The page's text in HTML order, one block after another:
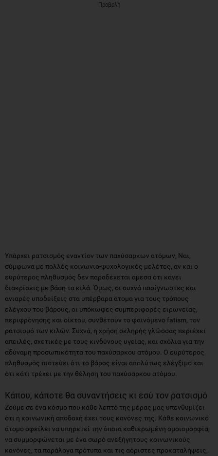
Προβολή
Υπάρχει ρατσισμός εναντίον των παχύσαρκων ατόμων; Ναι,
σύμφωνα με πολλές κοινωνιο-ψυχολογικές μελέτες, αν και ο
ευρύτερος πληθυσμός δεν παραδέχεται άμεσα ότι κάνει
διακρίσεις με βάση τα κιλά. Όμως, οι συχνά πασίγνωστες και
ανιαρές υποδείξεις στα υπέρβαρα άτομα για τους τρόπους
ελέγχου του βάρους, οι υπόκωφες συμπεριφορές ειρωνείας,
περιφρόνησης και οίκτου, συνθέτουν το φαινόμενο fatism, τον
ρατσισμό των κιλών. Συχνά, η χρήση σκληρής γλώσσας περιέχει
απειλές, σχετικές με τους κινδύνους υγείας, και σχόλια για την
αδύναμη προσωπικότητα του παχύσαρκου ατόμου. Ο ευρύτερος
πληθυσμός πιστεύει ότι το βάρος είναι απολύτως ελέγξιμο και
ότι κάτι τρέχει με την θέληση του παχύσαρκου ατόμου.
Κάπου, κάποτε θα συναντήσεις κι εσύ τον ρατσισμό
Ζούμε σε ένα κόσμο που κάθε λεπτό της μέρας μας υπενθυμίζει
ότι η κοινωνική αποδοχή έχει τους κανόνες της. Κάθε κοινωνικό
άτομο οφείλει να υπηρετεί την όποια καθιερωμένη ομοιομορφία,
να συμμορφώνεται με ένα σωρό ανεξήγητους κοινωνικούς
κανόνες, τα παράλογα πρότυπα και τις αόριστες προκαταλήψεις,